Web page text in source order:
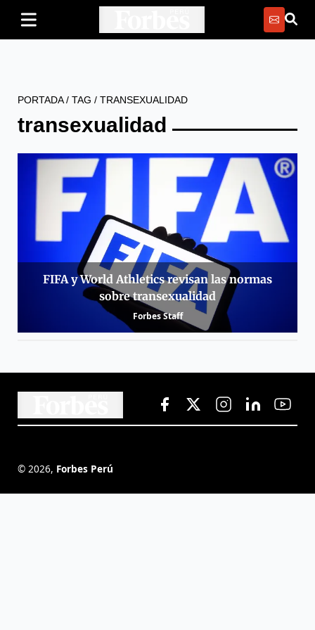
PORTADA/ TAG / TRANSEXUALIDAD
transexualidad
FIFA y World Athletics revisan las normas
sobre transexualidad
Forbes Staff
© 2026, Forbes Perú